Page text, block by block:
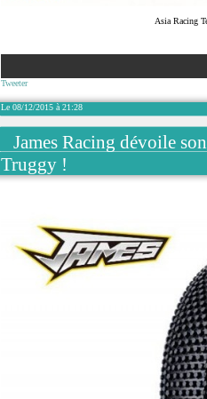
Asia Racing
Tweeter
Le 08/12/2015 à 21:28
James Racing dévoile
Truggy !